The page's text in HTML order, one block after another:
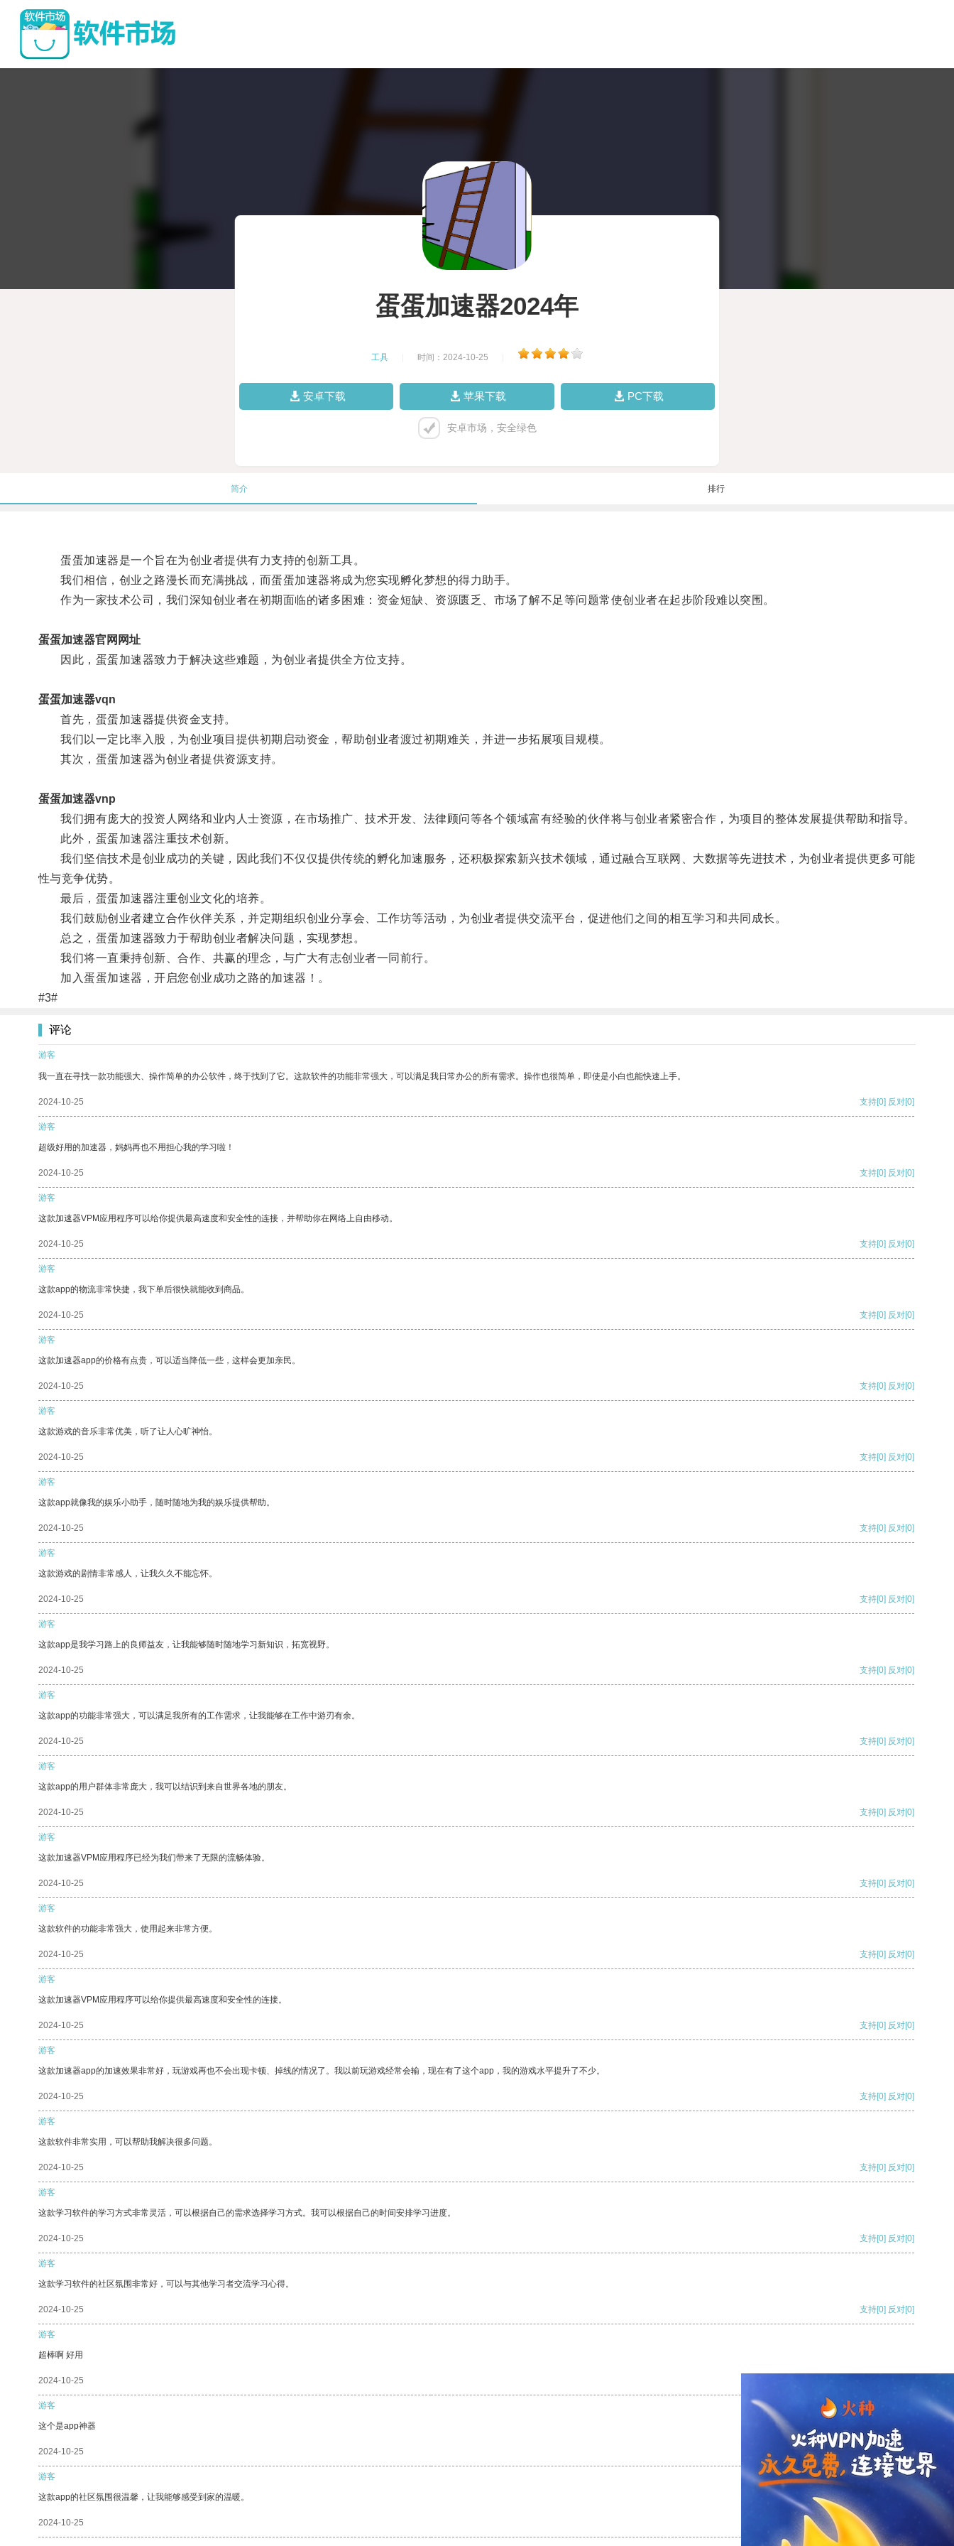
蛋蛋加速器2024年
工具 时间：2024-10-25
安卓下载 苹果下载 PC下载
安卓市场，安全绿色
简介 排行
蛋蛋加速器是一个旨在为创业者提供有力支持的创新工具。
我们相信，创业之路漫长而充满挑战，而蛋蛋加速器将成为您实现孵化梦想的得力助手。
作为一家技术公司，我们深知创业者在初期面临的诸多困难：资金短缺、资源匮乏、市场了解不足等问题常使创业者在起步阶段难以突围。
蛋蛋加速器官网网址
因此，蛋蛋加速器致力于解决这些难题，为创业者提供全方位支持。
蛋蛋加速器vqn
首先，蛋蛋加速器提供资金支持。
我们以一定比率入股，为创业项目提供初期启动资金，帮助创业者渡过初期难关，并进一步拓展项目规模。
其次，蛋蛋加速器为创业者提供资源支持。
蛋蛋加速器vnp
我们拥有庞大的投资人网络和业内人士资源，在市场推广、技术开发、法律顾问等各个领域富有经验的伙伴将与创业者紧密合作，为项目的整体发展提供帮助和指导。
此外，蛋蛋加速器注重技术创新。
我们坚信技术是创业成功的关键，因此我们不仅仅提供传统的孵化加速服务，还积极探索新兴技术领域，通过融合互联网、大数据等先进技术，为创业者提供更多可能
性与竞争优势。
最后，蛋蛋加速器注重创业文化的培养。
我们鼓励创业者建立合作伙伴关系，并定期组织创业分享会、工作坊等活动，为创业者提供交流平台，促进他们之间的相互学习和共同成长。
总之，蛋蛋加速器致力于帮助创业者解决问题，实现梦想。
我们将一直秉持创新、合作、共赢的理念，与广大有志创业者一同前行。
加入蛋蛋加速器，开启您创业成功之路的加速器！。
#3#
评论
游客
我一直在寻找一款功能强大、操作简单的办公软件，终于找到了它。这款软件的功能非常强大，可以满足我日常办公的所有需求。操作也很简单，即使是小白也能快速上手。
2024-10-25 支持[0] 反对[0]
游客
超级好用的加速器，妈妈再也不用担心我的学习啦！
2024-10-25 支持[0] 反对[0]
游客
这款加速器VPM应用程序可以给你提供最高速度和安全性的连接，并帮助你在网络上自由移动。
2024-10-25 支持[0] 反对[0]
游客
这款app的物流非常快捷，我下单后很快就能收到商品。
2024-10-25 支持[0] 反对[0]
游客
这款加速器app的价格有点贵，可以适当降低一些，这样会更加亲民。
2024-10-25 支持[0] 反对[0]
游客
这款游戏的音乐非常优美，听了让人心旷神怡。
2024-10-25 支持[0] 反对[0]
游客
这款app就像我的娱乐小助手，随时随地为我的娱乐提供帮助。
2024-10-25 支持[0] 反对[0]
游客
这款游戏的剧情非常感人，让我久久不能忘怀。
2024-10-25 支持[0] 反对[0]
游客
这款app是我学习路上的良师益友，让我能够随时随地学习新知识，拓宽视野。
2024-10-25 支持[0] 反对[0]
游客
这款app的功能非常强大，可以满足我所有的工作需求，让我能够在工作中游刃有余。
2024-10-25 支持[0] 反对[0]
游客
这款app的用户群体非常庞大，我可以结识到来自世界各地的朋友。
2024-10-25 支持[0] 反对[0]
游客
这款加速器VPM应用程序已经为我们带来了无限的流畅体验。
2024-10-25 支持[0] 反对[0]
游客
这款软件的功能非常强大，使用起来非常方便。
2024-10-25 支持[0] 反对[0]
游客
这款加速器VPM应用程序可以给你提供最高速度和安全性的连接。
2024-10-25 支持[0] 反对[0]
游客
这款加速器app的加速效果非常好，玩游戏再也不会出现卡顿、掉线的情况了。我以前玩游戏经常会输，现在有了这个app，我的游戏水平提升了不少。
2024-10-25 支持[0] 反对[0]
游客
这款软件非常实用，可以帮助我解决很多问题。
2024-10-25 支持[0] 反对[0]
游客
这款学习软件的学习方式非常灵活，可以根据自己的需求选择学习方式。我可以根据自己的时间安排学习进度。
2024-10-25 支持[0] 反对[0]
游客
这款学习软件的社区氛围非常好，可以与其他学习者交流学习心得。
2024-10-25 支持[0] 反对[0]
游客
超棒啊 好用
2024-10-25
游客
这个是app神器
2024-10-25 支持 [0] 反对 [0]
游客
这款app的社区氛围很温馨，让我能够感受到家的温暖。
2024-10-25 支持